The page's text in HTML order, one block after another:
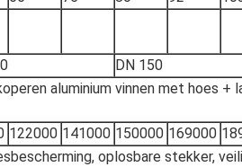
DN 150
aluminium vinnen met hoes +
122000 141000 150000 169000
oplosbare stekker,